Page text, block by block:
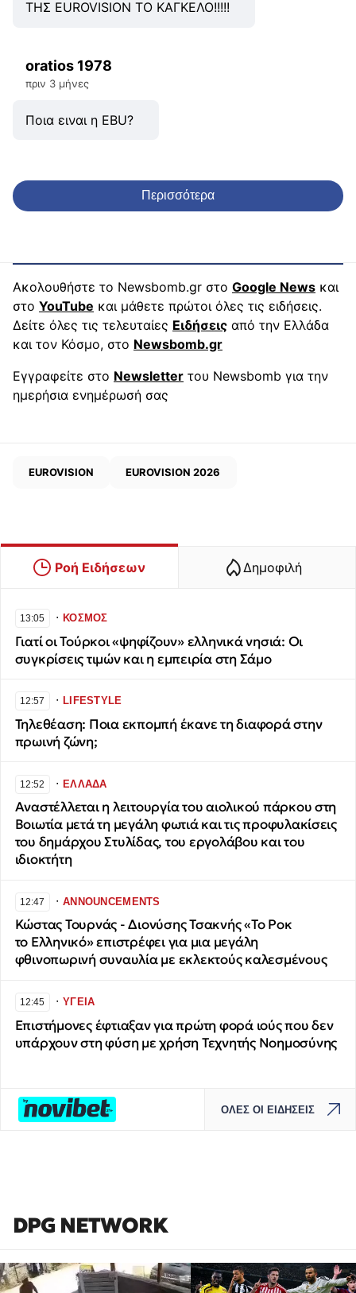
ΤΗΣ EUROVISION ΤΟ ΚΑΓΚΕΛΟ!!!!!
oratios 1978
πριν 3 μήνες
Ποια ειναι η ΕΒU?
Περισσότερα
Ακολουθήστε το Newsbomb.gr στο Google News και
στο YouTube και μάθετε πρώτοι όλες τις ειδήσεις.
Δείτε όλες τις τελευταίες Ειδήσεις από την Ελλάδα
και τον Κόσμο, στο Newsbomb.gr
Εγγραφείτε στο Newsletter του Newsbomb για την
ημερήσια ενημέρωσή σας
EUROVISION EUROVISION 2026
Ροή Ειδήσεων Δημοφιλή
13:05 ∙ΚΟΣΜΟΣ
Γιατί οι Τούρκοι «ψηφίζουν» ελληνικά νησιά: Οι
συγκρίσεις τιμών και η εμπειρία στη Σάμο
12:57 ∙LIFESTYLE
Τηλεθέαση: Ποια εκπομπή έκανε τη διαφορά στην
πρωινή ζώνη;
12:52 ∙ΕΛΛΑΔΑ
Αναστέλλεται η λειτουργία του αιολικού πάρκου στη
Βοιωτία μετά τη μεγάλη φωτιά και τις προφυλακίσεις
του δημάρχου Στυλίδας, του εργολάβου και του
ιδιοκτήτη
12:47 ∙ANNOUNCEMENTS
Κώστας Τουρνάς - Διονύσης Τσακνής «Το Ροκ
το Ελληνικό» επιστρέφει για μια μεγάλη
φθινοπωρινή συναυλία με εκλεκτούς καλεσμένους
12:45 ∙ΥΓΕΙΑ
Επιστήμονες έφτιαξαν για πρώτη φορά ιούς που δεν
υπάρχουν στη φύση με χρήση Τεχνητής Νοημοσύνης
ΟΛΕΣ ΟΙ ΕΙΔΗΣΕΙΣ
DPG NETWORK